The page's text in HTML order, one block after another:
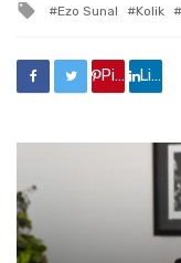
ileEzo Sunal Kolik
Pinterest'de paylaş Linkedin'de paylaş